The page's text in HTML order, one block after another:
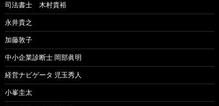
司法書士 木村貴裕
永井貴之
加藤敦子
中小企業診断士 岡部眞明
経営ナビゲータ 児玉秀人
小峯圭太